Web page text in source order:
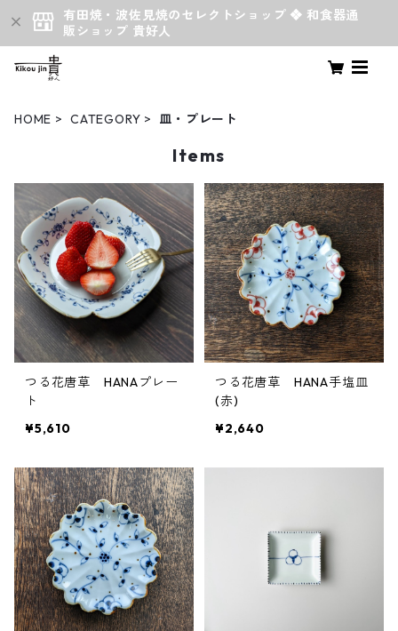
有田焼・波佐見焼のセレクトショップ ❖ 和食器通
販ショップ 貴好人
HOME CATEGORY 皿・プレート
Items
つる花唐草 HANAプレー
ト
¥5,610
つる花唐草 HANA手塩皿
(赤)
¥2,640